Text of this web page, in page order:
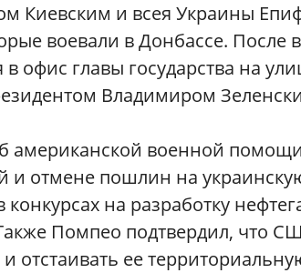
Киевским и всея Украины
воевали в Донбассе. После
офис главы государства на
Владимиром
американской военной
и отмене пошлин на
на разработку
Помпео подтвердил, что
отстаивать ее